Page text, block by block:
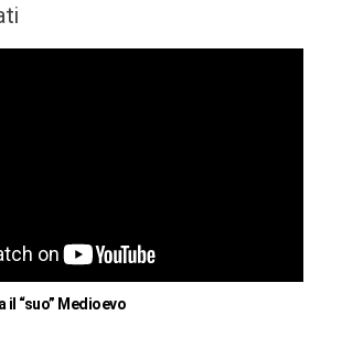
“suo” Medioevo